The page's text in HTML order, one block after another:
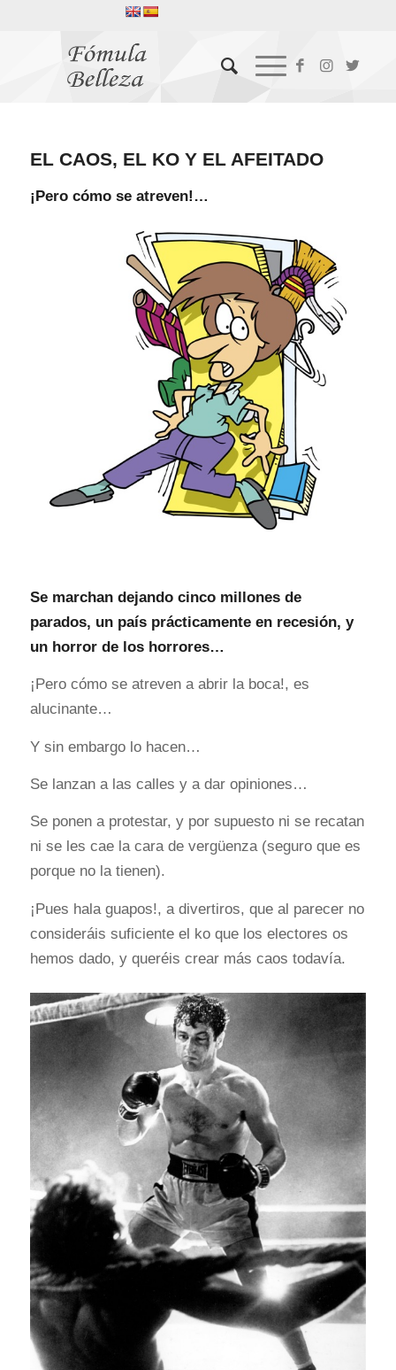
EL CAOS, EL KO Y EL AFEITADO
¡Pero cómo se atreven!…
Se marchan dejando cinco millones de
parados, un país prácticamente en recesión, y
un horror de los horrores…
¡Pero cómo se atreven a abrir la boca!, es
alucinante…
Y sin embargo lo hacen…
Se lanzan a las calles y a dar opiniones…
Se ponen a protestar, y por supuesto ni se recatan
ni se les cae la cara de vergüenza (seguro que es
porque no la tienen).
¡Pues hala guapos!, a divertiros, que al parecer no
consideráis suficiente el ko que los electores os
hemos dado, y queréis crear más caos todavía.